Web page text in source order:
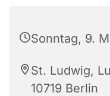
Sonntag, 9.
St. Ludwig,
10719 Berlin